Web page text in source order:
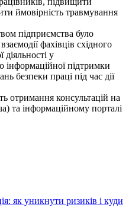
ймовірність травмування
підприємства було
фахівців східного
діяльності у
інформаційної підтримки
безпеки праці під час дії
отримання консультацій на
та інформаційному порталі
як уникнути ризиків і куди